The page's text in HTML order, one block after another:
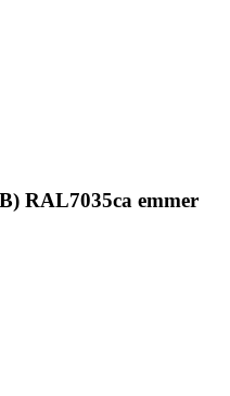
RAL7035ca emmer